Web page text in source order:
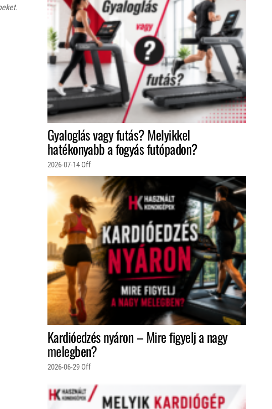
Gyaloglás vagy futás? Melyikkel
hatékonyabb a fogyás futópadon?
2026-07-14 Off
Kardióedzés nyáron – Mire figyelj a nagy
melegben?
2026-06-29 Off